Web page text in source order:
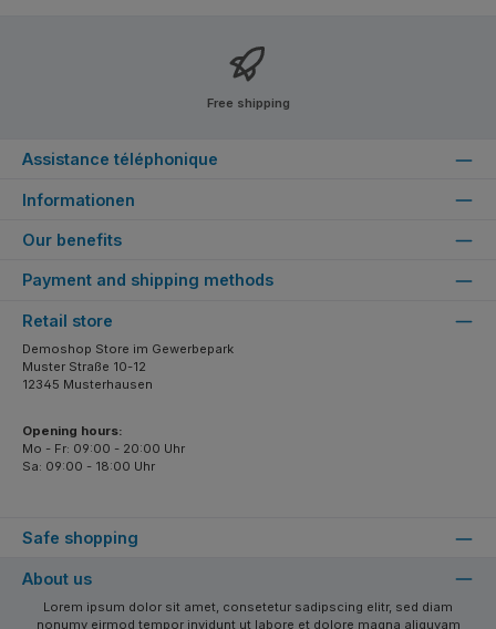
Free shipping
Assistance téléphonique
Informationen
Our benefits
Payment and shipping methods
Safe shopping
Retail store
Demoshop Store im Gewerbepark
Muster Straße 10-12
12345 Musterhausen
Opening hours:
Mo - Fr: 09:00 - 20:00 Uhr
Sa: 09:00 - 18:00 Uhr
About us
Lorem ipsum dolor sit amet, consetetur sadipscing elitr, sed diam
nonumy eirmod tempor invidunt ut labore et dolore magna aliquyam